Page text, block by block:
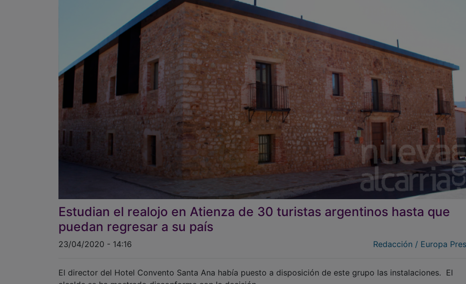
Estudian el realojo en Atienza de 30 turistas argentinos hasta que
puedan regresar a su país
23/04/2020 - 14:16 Redacción / Europa Press
El director del Hotel Convento Santa Ana había puesto a disposición de este grupo las instalaciones. El
alcalde se ha mostrado disconforme con la decisión.
el posible realojo en un hotel del municipio de un grupo de 30 turistas argentinos que tienen posibilidad de